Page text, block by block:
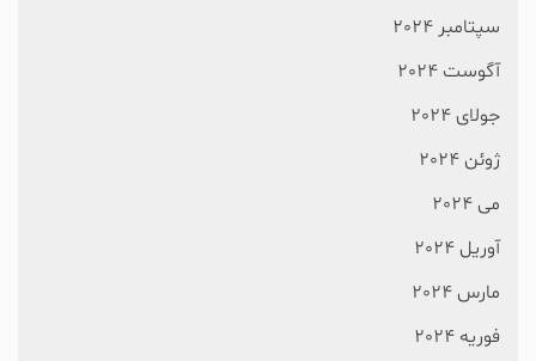
سپتامبر 2024
آگوست 2024
جولای 2024
ژوئن 2024
می 2024
آوریل 2024
مارس 2024
فوریه 2024